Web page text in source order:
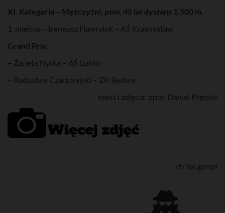
XI. Kategoria – Mężczyźni, pow. 45 lat dystans 1.500 m.
1. miejsce – Ireneusz Hawryluk – AŚ Krasnystaw
Grand Prix:
– Żaneta Nyrka – AŚ Lublin
– Radosław Czartoryjski – ZK Siedlce
tekst i zdjęcia: ppor. Daniel Pręciuk
/ź/ sw.gov.pl